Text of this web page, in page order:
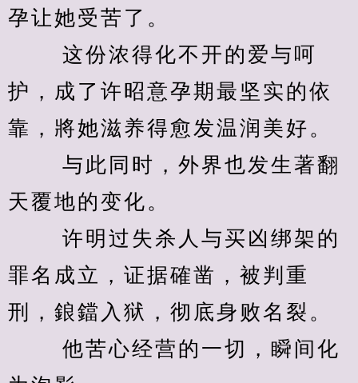
孕让她受苦了。
这份浓得化不开的爱与呵
护，成了许昭意孕期最坚实的依
靠，將她滋养得愈发温润美好。
与此同时，外界也发生著翻
天覆地的变化。
许明过失杀人与买凶绑架的
罪名成立，证据確凿，被判重
刑，鋃鐺入狱，彻底身败名裂。
他苦心经营的一切，瞬间化